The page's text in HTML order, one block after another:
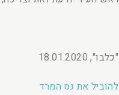
"כלבו", 18.01.2020
להוביל את נס המרד